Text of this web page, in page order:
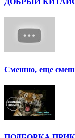
Смешно, еще